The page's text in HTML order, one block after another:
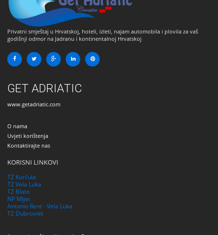
Privatni smještaj u Hrvatskoj, hoteli, izleti, najam automobila i plovila za vaš
godišnji odmor na Jadranu i kontinentalnoj Hrvatskoj
GET ADRIATIC
www.getadriatic.com
O nama
Uvjeti korištenja
Kontaktirajte nas
KORISNI LINKOVI
TZ Korčula
TZ Vela Luka
TZ Blato
NP Mljet
Antonio Rent - Vela Luka
TZ Dubrovnik